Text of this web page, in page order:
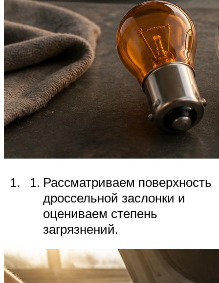
Рассматриваем поверхность
дроссельной заслонки и
оцениваем степень
загрязнений.